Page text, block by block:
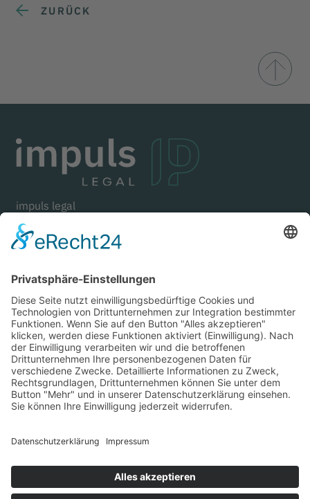
ZURÜCK
impuls legal
Goethestraße 21
80336 Munich
+49 (0) 89 . 125 01 21 70
mail@impuls-legal.com
LinkedIn
Kompetenzen
Team
Karriere